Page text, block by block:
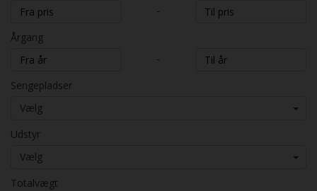
-
Årgang
-
Sengepladser
Vælg
Udstyr
Vælg
Totalvægt